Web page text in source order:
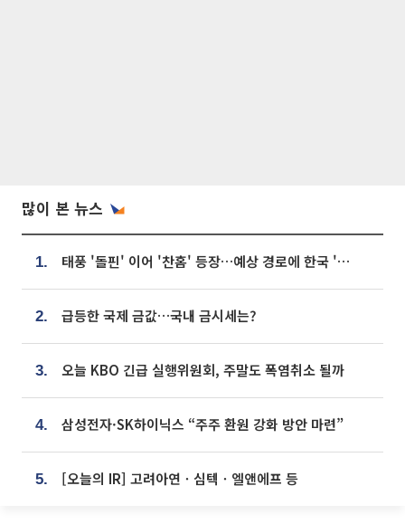
많이 본 뉴스
1. 태풍 '돌핀' 이어 '찬홈' 등장…예상 경로에 한국 '한숨'
2. 급등한 국제 금값…국내 금시세는?
3. 오늘 KBO 긴급 실행위원회, 주말도 폭염취소 될까
4. 삼성전자·SK하이닉스 “주주 환원 강화 방안 마련”
5. [오늘의 IR] 고려아연ㆍ심텍ㆍ엘앤에프 등